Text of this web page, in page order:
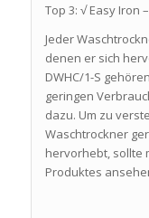
Top 3: √ Easy Iron
Jeder
denen er sich
DWHC/1-S
geringen
dazu. Um zu
Waschtrockner
hervorhebt, sollte
Produktes